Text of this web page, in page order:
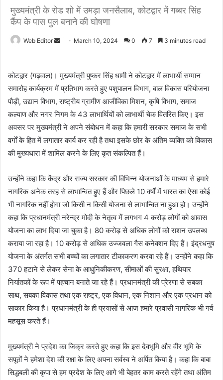
मुख्यमंत्री के रोड शो में उमड़ा जनसैलाब, कोटद्वार में गब्बर सिंह
कैंप के पास पुल बनाने की घोषणा
Web Editor
d
a
n
e
m
a
March 10, 2024 0 7 3 minutes read
कोटद्वार (गढ़वाल)। मुख्यमंत्री पुष्कर सिंह धामी ने कोटद्वार में लाभार्थी सम्मान
समारोह कार्यक्रम में प्रतिभाग करते हुए पशुपालन विभाग, बाल विकास परियोजना
पौड़ी, उद्यान विभाग, राष्ट्रीय ग्रामीण आजीविका मिशन, कृषि विभाग, समाज
कल्याण और नगर निगम के 43 लाभार्थियों को लाभार्थी चेक वितरित किए। इस
अवसर पर मुख्यमंत्री ने अपने संबोधन में कहा कि हमारी सरकार समाज के सभी
वर्गों के हित में लगातार कार्य कर रही है तथा इसके छोर के अंतिम व्यक्ति को विकास
की मुख्यधारा में शामिल करने के लिए कृत संकल्पित हैं।
उन्होंने कहा कि केंद्र और राज्य सरकार की विभिन्न योजनाओं के माध्यम से हमारे
नागरिक अनेक तरह से लाभान्वित हुए हैं और पिछले 10 वर्षों में भारत का ऐसा कोई
भी नागरिक नहीं होगा जो किसी न किसी योजना से लाभान्वित ना हुआ हो। उन्होंने
कहा कि प्रधानमंत्री नरेन्द्र मोदी के नेतृत्व में लगभग 4 करोड़ लोगों को आवास
योजना का लाभ दिया जा चुका है। 80 करोड़ से अधिक लोगों को राशन उपलब्ध
कराया जा रहा है। 10 करोड़ से अधिक उज्जवला गैस कनेक्शन दिए हैं। इंद्रधनुष
योजना के अंतर्गत सभी बच्चों का लगातार टीकाकरण करवा रहे हैं। उन्होंने कहा कि
370 हटाने से लेकर सेना के आधुनिकीकरण, सीमाओं की सुरक्षा, हथियार
निर्यातकों के रूप में पहचान बनाते जा रहे हैं। प्रधानमंत्री की प्रेरणा से सबका
साथ, सबका विकास तथा एक राष्ट्र, एक विधान, एक निशान और एक प्रधान को
साकार किया है। प्रधानमंत्री के ही प्रयासों से आज हमारे प्रवासी नागरिक भी गर्व
महसूस करते हैं।
मुख्यमंत्री ने प्रदेश का जिक्र करते हुए कहा कि इस देवभूमि और वीर भूमि के
सपूतों ने हमेशा देश की रक्षा के लिए अपना सर्वस्व ने अर्पित किया है। कहा कि बाबा
सिद्धबली की कृपा से हम प्रदेश के लिए आगे भी बेहतर काम करते रहेंगे तथा अंतिम